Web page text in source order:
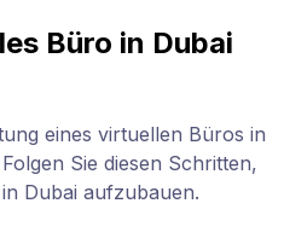
Büro in Dubai
eines virtuellen Büros in
Sie diesen Schritten,
Dubai aufzubauen.